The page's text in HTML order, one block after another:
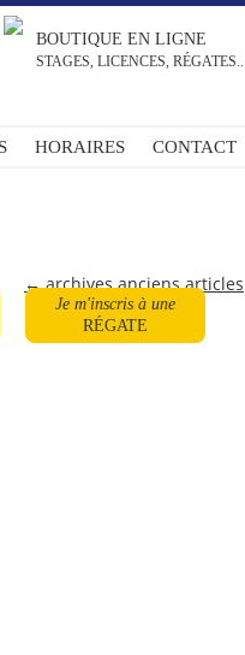
BOUTIQUE EN LIGNE
STAGES, LICENCES, RÉGATES..
HORAIRES
CONTACT
Je m'inscris à une
RÉGATE
←archives anciens articles